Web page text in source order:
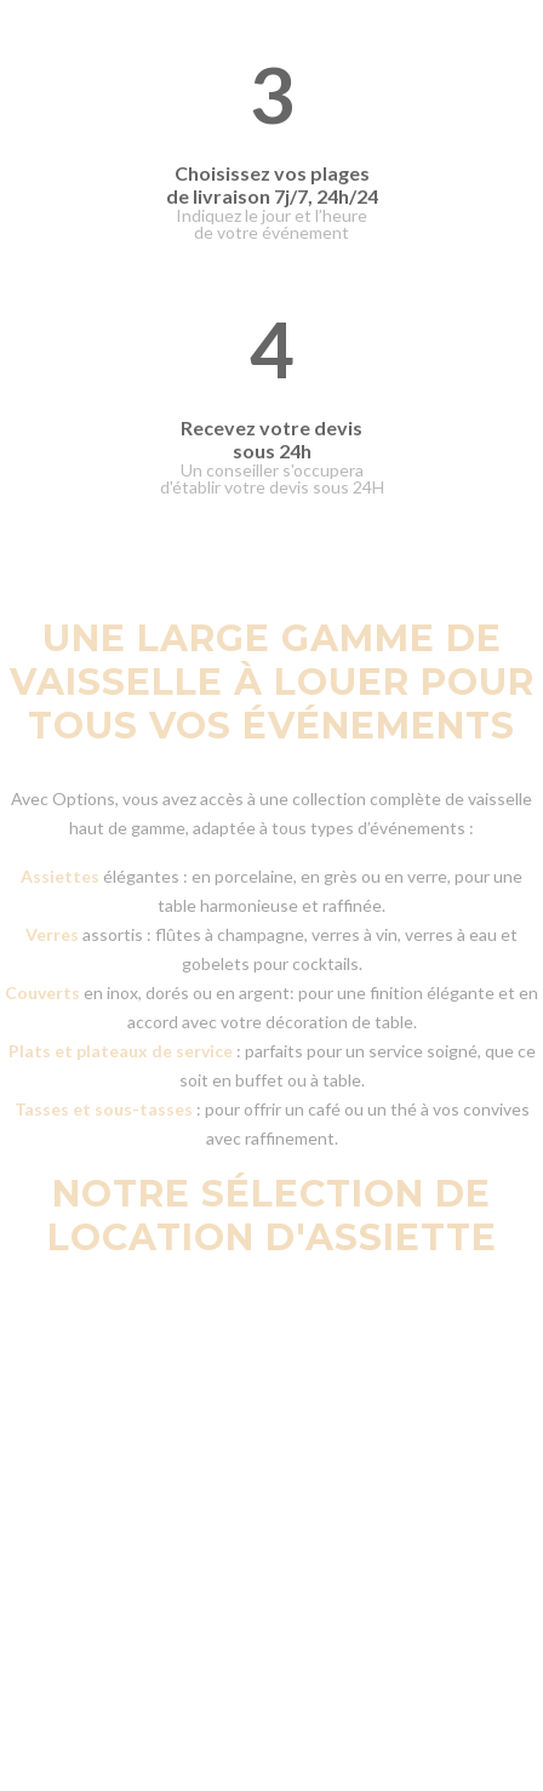
3
Choisissez vos plages
de livraison 7j/7, 24h/24
Indiquez le jour et l’heure
de votre événement
4
Recevez votre devis
sous 24h
Un conseiller s'occupera
d'établir votre devis sous 24H
UNE LARGE GAMME DE
VAISSELLE À LOUER POUR
TOUS VOS ÉVÉNEMENTS
Avec Options, vous avez accès à une collection complète de vaisselle
haut de gamme, adaptée à tous types d’événements :
Assiettes élégantes : en porcelaine, en grès ou en verre, pour une
table harmonieuse et raffinée.
Verres assortis : flûtes à champagne, verres à vin, verres à eau et
gobelets pour cocktails.
Couverts en inox, dorés ou en argent: pour une finition élégante et en
accord avec votre décoration de table.
Plats et plateaux de service: parfaits pour un service soigné, que ce
soit en buffet ou à table.
Tasses et sous-tasses : pour offrir un café ou un thé à vos convives
avec raffinement.
NOTRE SÉLECTION DE
LOCATION D'ASSIETTE